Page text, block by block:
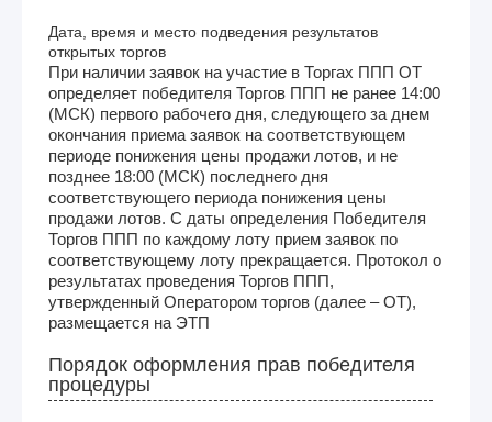
Дата, время и место подведения результатов
открытых торгов
При наличии заявок на участие в Торгах ППП ОТ
определяет победителя Торгов ППП не ранее 14:00
(МСК) первого рабочего дня, следующего за днем
окончания приема заявок на соответствующем
периоде понижения цены продажи лотов, и не
позднее 18:00 (МСК) последнего дня
соответствующего периода понижения цены
продажи лотов. С даты определения Победителя
Торгов ППП по каждому лоту прием заявок по
соответствующему лоту прекращается. Протокол о
результатах проведения Торгов ППП,
утвержденный Оператором торгов (далее – ОТ),
размещается на ЭТП
Порядок оформления прав победителя
процедуры